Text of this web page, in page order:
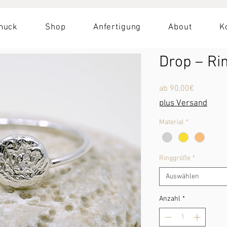
Shop Anfertigung About
Drop –
ab 90,00€
Preis
plus Versand
Material *
Ringgröße *
Auswählen
Anzahl *